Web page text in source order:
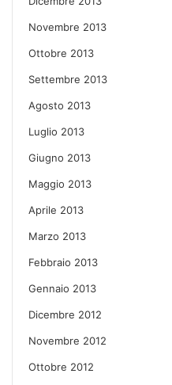
Novembre 2013
Ottobre 2013
Settembre 2013
Agosto 2013
Luglio 2013
Giugno 2013
Maggio 2013
Aprile 2013
Marzo 2013
Febbraio 2013
Gennaio 2013
Dicembre 2012
Novembre 2012
Ottobre 2012